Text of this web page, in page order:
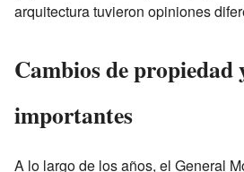
arquitectura tuvieron opiniones
Cambios de propiedad
importantes
A lo largo de los años, el General